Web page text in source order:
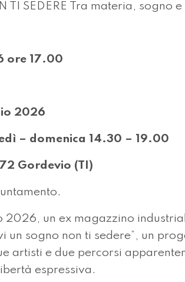
TI SEDERE Tra materia, sogno
ore 17.00
2026
– domenica 14.30 – 19.00
Gordevio (TI)
2026, un ex magazzino
un sogno non ti sedere”, un
artisti e due percorsi
espressiva.